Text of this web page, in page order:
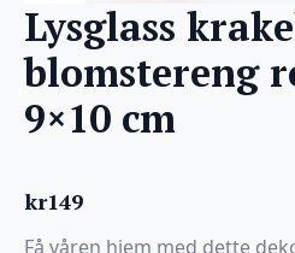
Lysglass
blomstereng
9×10 cm
kr149
Få våren hjem med dette